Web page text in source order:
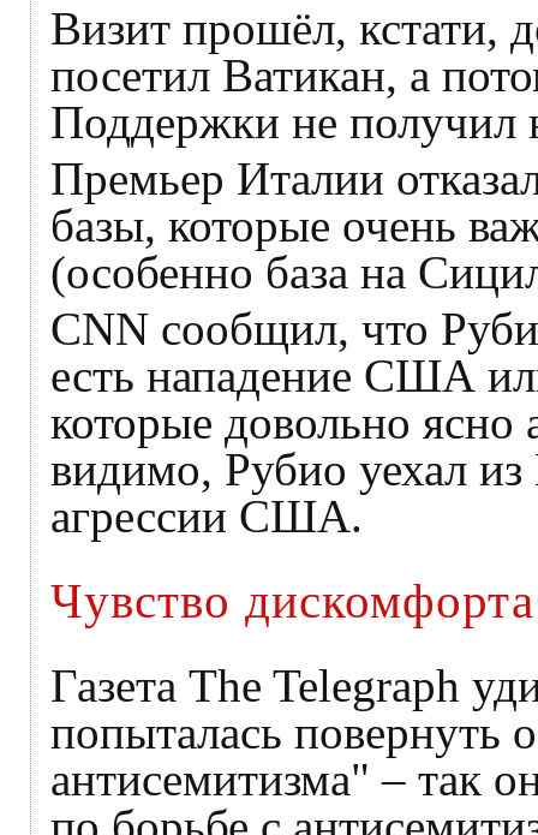
Визит прошёл, кстати,
посетил Ватикан, а
Поддержки не получил
Премьер Италии
базы, которые очень
(особенно база на
CNN сообщил, что
есть нападение США
которые довольно
видимо, Рубио уехал
агрессии США.
Чувство дискомфорта
Газета The Telegraph
попыталась повернуть
антисемитизма" – так